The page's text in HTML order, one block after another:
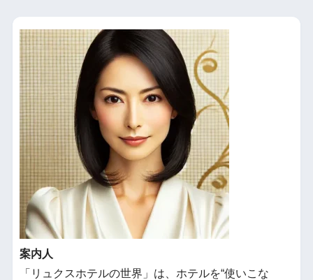
案内人
「リュクスホテルの世界」は、ホテルを“使いこな